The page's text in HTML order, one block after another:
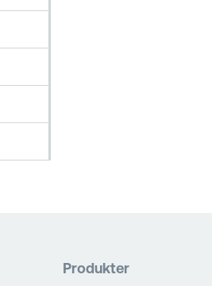
Produkter